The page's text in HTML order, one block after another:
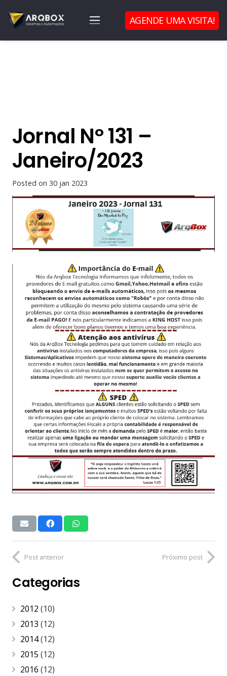
AGENDE UMA VISITA!
Jornal Nº 131 –
Janeiro/2023
Posted on 30 jan 2023
Post anterior Próximo post
Categorias
2012 (10)
2013 (12)
2014(12)
2015 (12)
2016 (12)